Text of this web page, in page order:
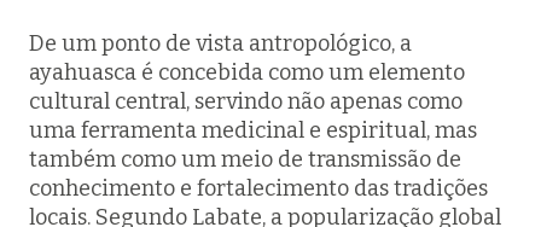
De um ponto de vista antropológico, a
ayahuasca é concebida como um elemento
cultural central, servindo não apenas como
uma ferramenta medicinal e espiritual, mas
também como um meio de transmissão de
conhecimento e fortalecimento das tradições
locais. Segundo Labate, a popularização global